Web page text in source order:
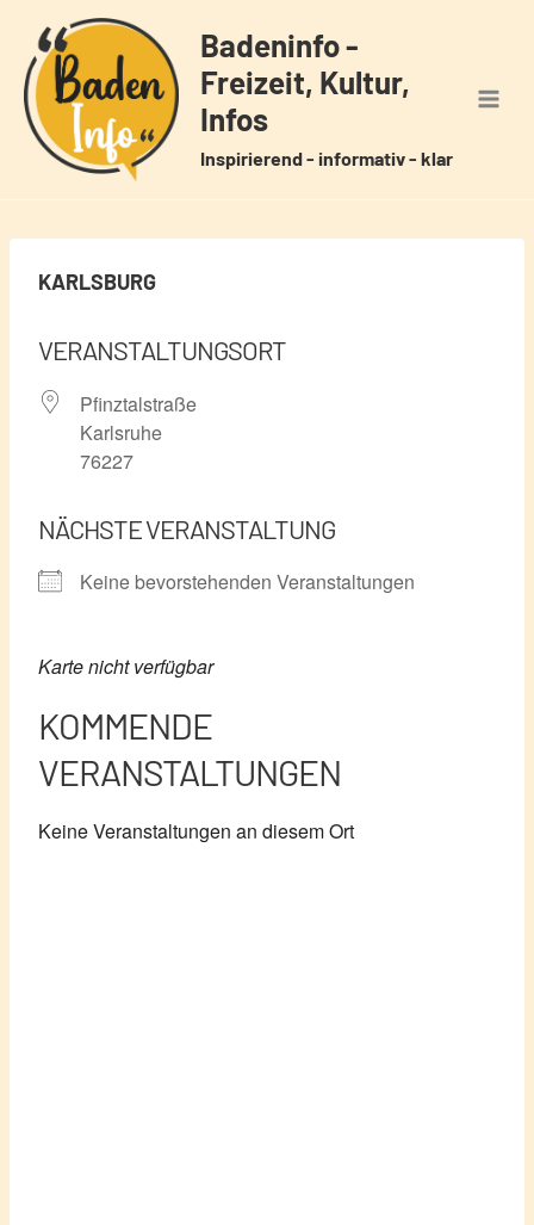
Inhalt
springen
Badeninfo -
Freizeit, Kultur,
Infos
Inspirierend - informativ - klar
KARLSBURG
VERANSTALTUNGSORT
Pfinztalstraße
Karlsruhe
76227
NÄCHSTE VERANSTALTUNG
Keine bevorstehenden Veranstaltungen
Karte nicht verfügbar
KOMMENDE
VERANSTALTUNGEN
Keine Veranstaltungen an diesem Ort